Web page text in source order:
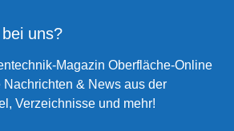
uns?
Magazin Oberfläche-Online
& News aus der
Verzeichnisse und mehr!